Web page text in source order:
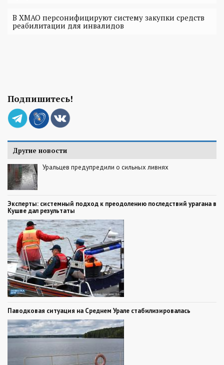
В ХМАО персонифицируют систему закупки средств
реабилитации для инвалидов
Подпишитесь!
Другие новости
Уральцев предупредили о сильных ливнях
Эксперты: системный подход к преодолению последствий урагана в
Кушве дал результаты
Паводковая ситуация на Среднем Урале стабилизировалась